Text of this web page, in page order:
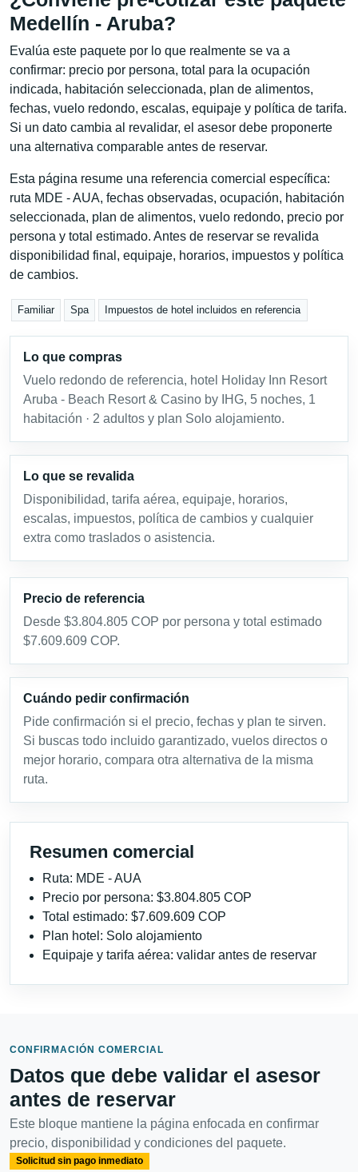
Medellín - Aruba?
Evalúa este paquete por lo que realmente se va a
confirmar: precio por persona, total para la ocupación
indicada, habitación seleccionada, plan de alimentos,
fechas, vuelo redondo, escalas, equipaje y política de tarifa.
Si un dato cambia al revalidar, el asesor debe proponerte
una alternativa comparable antes de reservar.
Esta página resume una referencia comercial específica:
ruta MDE - AUA, fechas observadas, ocupación, habitación
seleccionada, plan de alimentos, vuelo redondo, precio por
persona y total estimado. Antes de reservar se revalida
disponibilidad final, equipaje, horarios, impuestos y política
de cambios.
Familiar Spa Impuestos de hotel incluidos en referencia
Lo que compras
Vuelo redondo de referencia, hotel Holiday Inn Resort
Aruba - Beach Resort & Casino by IHG, 5 noches, 1
habitación · 2 adultos y plan Solo alojamiento.
Lo que se revalida
Disponibilidad, tarifa aérea, equipaje, horarios,
escalas, impuestos, política de cambios y cualquier
extra como traslados o asistencia.
Precio de referencia
Desde $3.804.805 COP por persona y total estimado
$7.609.609 COP.
Cuándo pedir confirmación
Pide confirmación si el precio, fechas y plan te sirven.
Si buscas todo incluido garantizado, vuelos directos o
mejor horario, compara otra alternativa de la misma
ruta.
Resumen comercial
Ruta: MDE - AUA
Precio por persona: $3.804.805 COP
Total estimado: $7.609.609 COP
Plan hotel: Solo alojamiento
Equipaje y tarifa aérea: validar antes de reservar
CONFIRMACIÓN COMERCIAL
Datos que debe validar el asesor
antes de reservar
Este bloque mantiene la página enfocada en confirmar
precio, disponibilidad y condiciones del paquete.
Solicitud sin pago inmediato